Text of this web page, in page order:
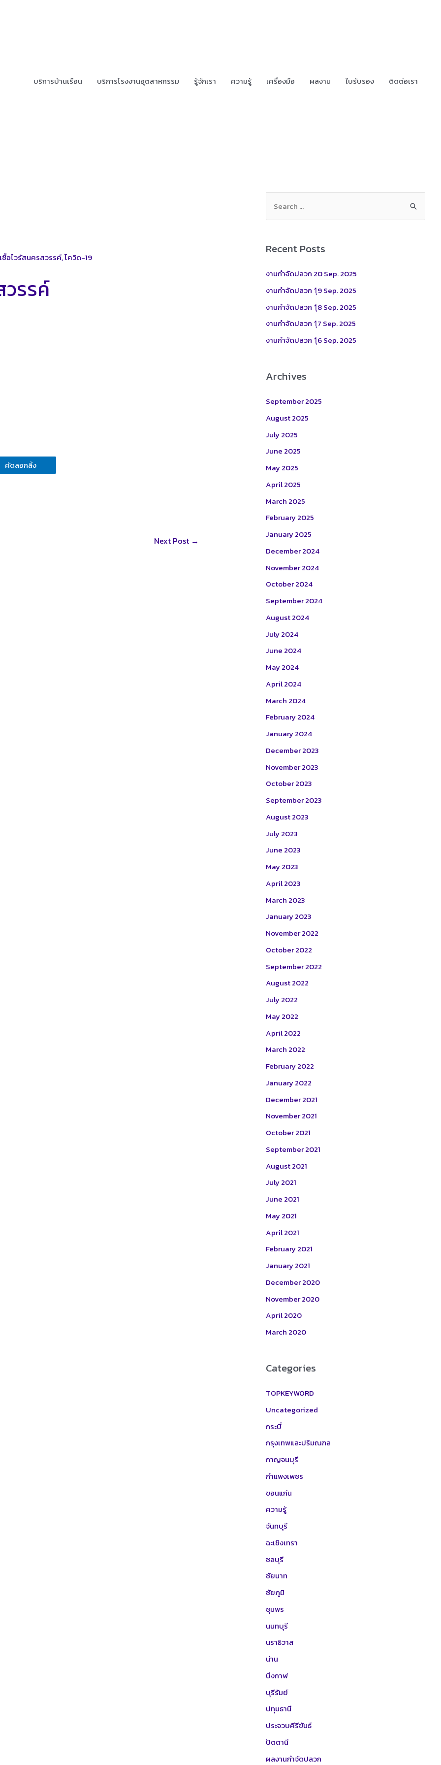
บริการบ้านเรือน บริการโรงงานอุตสาหกรรม รู้จักเรา ความรู้ เครื่องมือ ผลงาน ใบรับรอง ติดต่อเรา
ชื้อไวรัสนครสวรรค์,โควิด-19
วรรค์
คัดลอกลิ้ง
Next Post →
r
h
f
Recent Posts
งานกำจัดปลวก 20 Sep. 2025
งานกำจัดปลวก 1ุ9 Sep. 2025
งานกำจัดปลวก 1ุ8 Sep. 2025
งานกำจัดปลวก 1ุ7 Sep. 2025
งานกำจัดปลวก 1ุ6 Sep. 2025
Archives
September 2025
August 2025
July 2025
June 2025
May 2025
April 2025
March 2025
February 2025
January 2025
December 2024
November 2024
October 2024
September 2024
August 2024
July 2024
June 2024
May 2024
April 2024
March 2024
February 2024
January 2024
December 2023
November 2023
October 2023
September 2023
August 2023
July 2023
June 2023
May 2023
April 2023
March 2023
January 2023
November 2022
October 2022
September 2022
August 2022
July 2022
May 2022
April 2022
March 2022
February 2022
January 2022
December 2021
November 2021
October 2021
September 2021
August 2021
July 2021
June 2021
May 2021
April 2021
February 2021
January 2021
December 2020
November 2020
April 2020
March 2020
Categories
TOPKEYWORD
Uncategorized
กระบี่
กรุงเทพและปริมณฑล
กาญจนบุรี
กำแพงเพชร
ขอนแก่น
ความรู้
จันทบุรี
ฉะเชิงเทรา
ชลบุรี
ชัยนาท
ชัยภูมิ
ชุมพร
นนทบุรี
นราธิวาส
น่าน
บึงกาฬ
บุรีรัมย์
ปทุมธานี
ประจวบคีรีขันธ์
ปัตตานี
ผลงานกำจัดปลวก